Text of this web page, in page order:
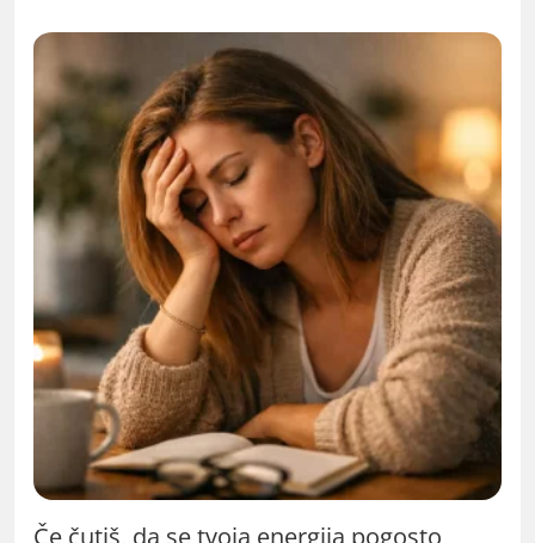
Če čutiš, da se tvoja energija pogosto